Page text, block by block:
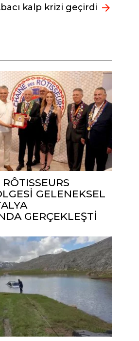
kalp krizi geçirdi
GELENEKSEL
GERÇEKLEŞTİ